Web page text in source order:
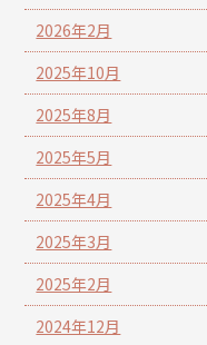
2026年2月
2025年10月
2025年8月
2025年5月
2025年4月
2025年3月
2025年2月
2024年12月